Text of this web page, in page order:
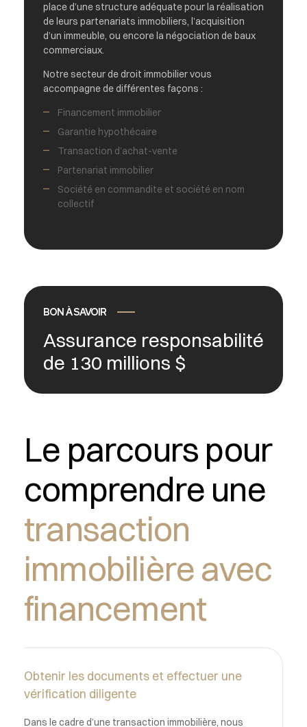
place d’une structure adéquate pour la réalisation
de leurs partenariats immobiliers, l’acquisition
d’un immeuble, ou encore la négociation de baux
commerciaux.
Notre secteur de droit immobilier vous
accompagne de différentes façons :
Financement immobilier
Garantie hypothécaire
Transaction d’achat-vente
Partenariat immobilier
Société en commandite et société en nom
collectif
BON À SAVOIR
Assurance responsabilité
de 130 millions $
Le parcours pour
comprendre une
transaction
immobilière avec
financement
Obtenir les documents et effectuer une
vérification diligente
Dans le cadre d’une transaction immobilière, nous